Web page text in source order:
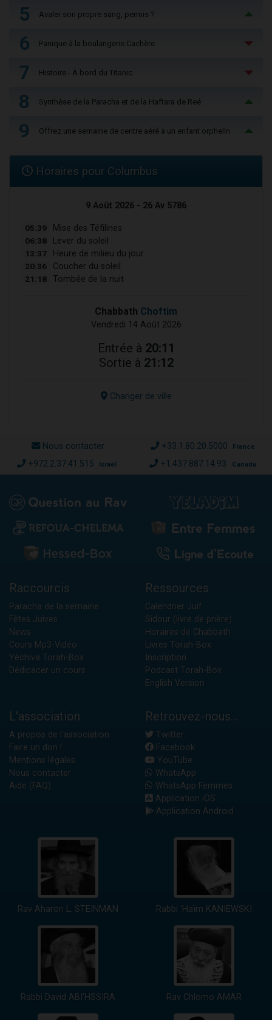
5 Avaler son propre sang, permis ?
6 Panique à la boulangerie Cachère
7 Histoire - À bord du Titanic
8 Synthèse de la Paracha et de la Haftara de Reé
9 Offrez une semaine de centre aéré à un enfant orphelin
Horaires pour Columbus
9 Août 2026 - 26 Av 5786
05:39 Mise des Téfilines
06:38 Lever du soleil
13:37 Heure de milieu du jour
20:36 Coucher du soleil
21:18 Tombée de la nuit
Chabbath Choftim
Vendredi 14 Août 2026
Entrée à 20:11
Sortie à 21:12
Changer de ville
Nous contacter +33.1.80.20.5000 France
+972.2.37.41.515 Israël +1.437.887.14.93 Canada
Raccourcis
Paracha de la semaine
Fêtes Juives
News
Cours Mp3-Vidéo
Yéchiva Torah-Box
Dédicacer un cours
Ressources
Calendrier Juif
Sidour (livre de prière)
Horaires de Chabbath
Livres Torah-Box
Inscription
Podcast Torah-Box
English Version
L'association
A propos de l'association
Faire un don !
Mentions légales
Nous contacter
Aide (FAQ)
Retrouvez-nous...
Twitter
Facebook
YouTube
WhatsApp
WhatsApp Femmes
Application iOS
Application Android
Rav Aharon L. STEINMAN Rabbi 'Haïm KANIEWSKI
Rabbi David ABI'HSSIRA Rav Chlomo AMAR